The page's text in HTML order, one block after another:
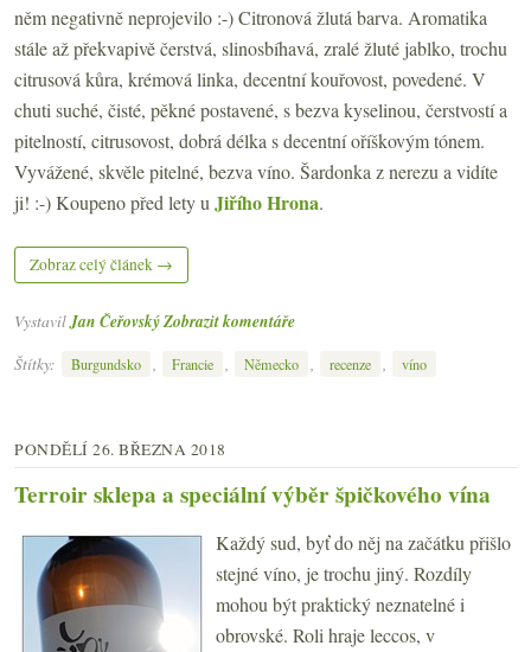
něm negativně neprojevilo :-) Citronová žlutá barva. Aromatika
stále až překvapivě čerstvá, slinosbíhavá, zralé žluté jablko, trochu
citrusová kůra, krémová linka, decentní kouřovost, povedené. V
chuti suché, čisté, pěkné postavené, s bezva kyselinou, čerstvostí a
pitelností, citrusovost, dobrá délka s decentní oříškovým tónem.
Vyvážené, skvěle pitelné, bezva víno. Šardonka z nerezu a vidíte
ji! :-) Koupeno před lety u Jiřího Hrona.
Zobraz celý článek →
VystavilJan ČeřovskýZobrazit komentáře
Štítky:
Burgundsko , Francie , Německo , recenze , víno
PONDĚLÍ 26. BŘEZNA 2018
Terroir sklepa a speciální výběr špičkového vína
Každý sud, byť do něj na začátku přišlo
stejné víno, je trochu jiný. Rozdíly
mohou být praktický neznatelné i
obrovské. Roli hraje leccos, v